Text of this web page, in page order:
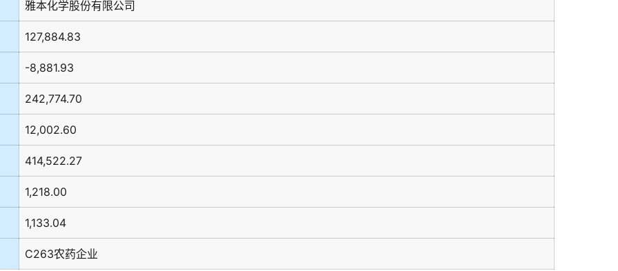
雅本化学股份有限公司
127,884.83
-8,881.93
242,774.70
12,002.60
414,522.27
1,218.00
1,133.04
C263农药企业